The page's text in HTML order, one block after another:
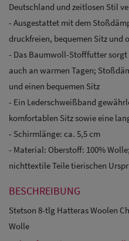
Deutschland und zeitlosen Stil
- Ausgestattet mit dem
druckfreien, bequemen Sitz und
- Das Baumwoll-Stofffutter
auch an warmen Tagen;
und einen bequemen Sitz
- Ein Lederschweißband
komfortablen Sitz sowie eine
- Schirmlänge: ca. 5,5 cm
- Material: Oberstoff: 100% Wolle;
nichttextile Teile tierischen
BESCHREIBUNG
Stetson 8-tlg Hatteras Woolen
Wolle